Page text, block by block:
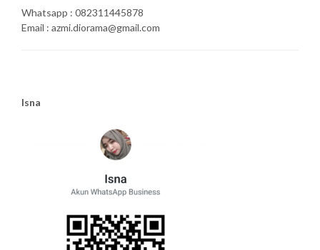
Whatsapp : 082311445878
Email : azmi.diorama@gmail.com
Isna